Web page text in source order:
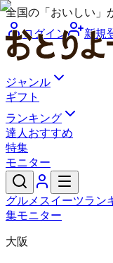
全国の「おいしい」
ログイン
新規
ジャンル
ギフト
ランキング
達人おすすめ
特集
モニター
グルメ スイーツラン
集モニター
大阪